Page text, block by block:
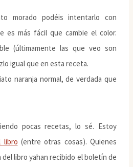
morado podéis intentarlo con
es más fácil que cambie el color.
(últimamente las que veo son
igual que en esta receta.
naranja normal, de verdada que
pocas recetas, lo sé. Estoy
libro (entre otras cosas). Quienes
libro yahan recibido el boletín de